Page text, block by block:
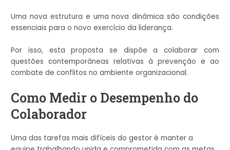
Uma nova estrutura e uma nova dinâmica são condições
essenciais para o novo exercício da liderança.
Por isso, esta proposta se dispõe a colaborar com
questões contemporâneas relativas à prevenção e ao
combate de conflitos no ambiente organizacional.
Como Medir o Desempenho do
Colaborador
Uma das tarefas mais difíceis do gestor é manter a